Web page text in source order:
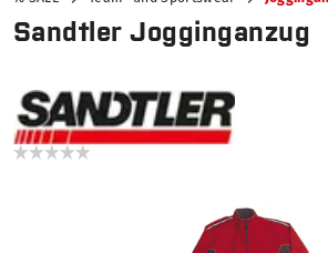
Sandtler Jogginganzug